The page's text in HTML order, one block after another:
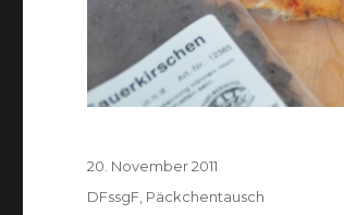
Veröffentlicht
20. November 2011
Kategorien
DFssgF Päckchentausch